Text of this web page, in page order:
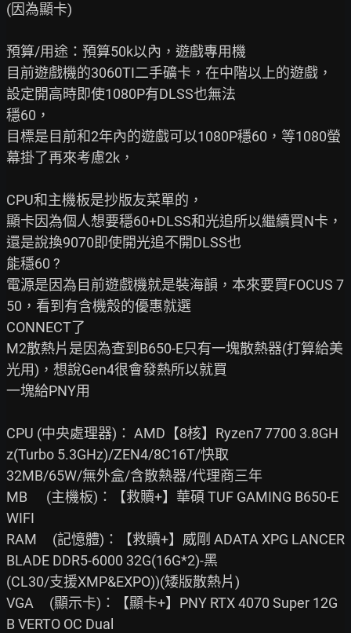
(因為顯卡)
預算/用途：預算50k以內，遊戲專用機
目前遊戲機的3060TI二手礦卡，在中階以上的遊戲，
設定開高時即使1080P有DLSS也無法
穩60，
目標是目前和2年內的遊戲可以1080P穩60，等1080螢
幕掛了再來考慮2k，
CPU和主機板是抄版友菜單的，
顯卡因為個人想要穩60+DLSS和光追所以繼續買N卡，
還是說換9070即使開光追不開DLSS也
能穩60 ?
電源是因為目前遊戲機就是裝海韻，本來要買FOCUS 7
50，看到有含機殼的優惠就選
CONNECT了
M2散熱片是因為查到B650-E只有一塊散熱器(打算給美
光用)，想說Gen4很會發熱所以就買
一塊給PNY用
CPU (中央處理器)： AMD【8核】Ryzen7 7700 3.8GH
z(Turbo 5.3GHz)/ZEN4/8C16T/快取
32MB/65W/無外盒/含散熱器/代理商三年
MB      (主機板)：【救贖+】華碩 TUF GAMING B650-E
WIFI
RAM     (記憶體)：【救贖+】威剛 ADATA XPG LANCER
BLADE DDR5-6000 32G(16G*2)-黑
(CL30/支援XMP&EXPO))(矮版散熱片)
VGA     (顯示卡)：【顯卡+】PNY RTX 4070 Super 12G
B VERTO OC Dual